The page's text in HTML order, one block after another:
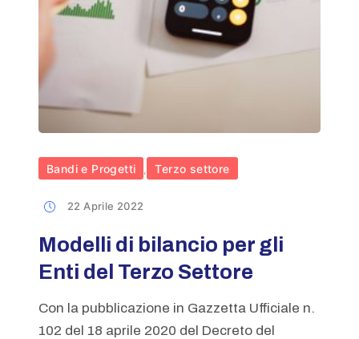
Bandi e Progetti Terzo settore
22 Aprile 2022
Modelli di bilancio per gli
Enti del Terzo Settore
Con la pubblicazione in Gazzetta Ufficiale n.
102 del 18 aprile 2020 del Decreto del